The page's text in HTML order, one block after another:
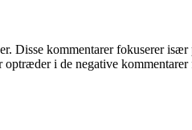
Disse kommentarer fokuserer
i de negative